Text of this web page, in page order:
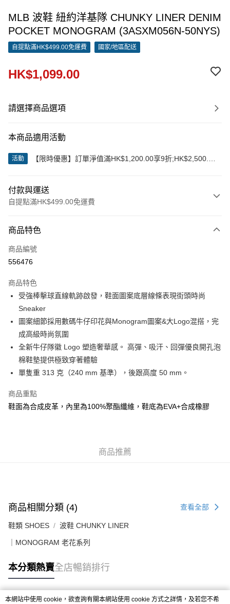
MLB 波鞋 紐約洋基隊 CHUNKY LINER DENIM
POCKET MONOGRAM (3ASXM056N-50NYS)
自提點滿HK$499.00免運費 國家/地區配送
HK$1,099.00
請選擇商品選項
本商品適用活動
活動
【限時優惠】訂單淨值滿HK$1,200.00享9折;HK$2,500.00
付款與運送
自提點滿HK$499.00免運費
信用卡
Apple Pay
AlipayHK
WeChat Pay
送貨方式
每筆HK$50.00，滿HK$499.00或以上免運費
商品特色
商品編號
556476
商品特色
受強棒擊球直線軌跡啟發，鞋面圖案底層線條表現街頭時尚
Sneaker
圖案細節採用數碼牛仔印花與Monogram圖案&大Logo混搭，完
成高級時尚氛圍
全新牛仔隊徽 Logo 塑造奢華感。 高彈、吸汗、回彈優良開孔泡
棉鞋墊提供極致穿著體驗
單隻重 313 克（240 mm 基準），後跟高度 50 mm。
商品重點
鞋面為合成皮革，內里為100%聚酯纖維，鞋底為EVA+合成橡膠
商品推薦
商品相關分類 (4) 查看全部
鞋類 SHOES 波鞋 CHUNKY LINER
｜MONOGRAM 老花系列
本分類熱賣全店暢銷排行
本網站中使用 cookie，欲查詢有關本網站使用 cookie 方式之詳情，及若您不希